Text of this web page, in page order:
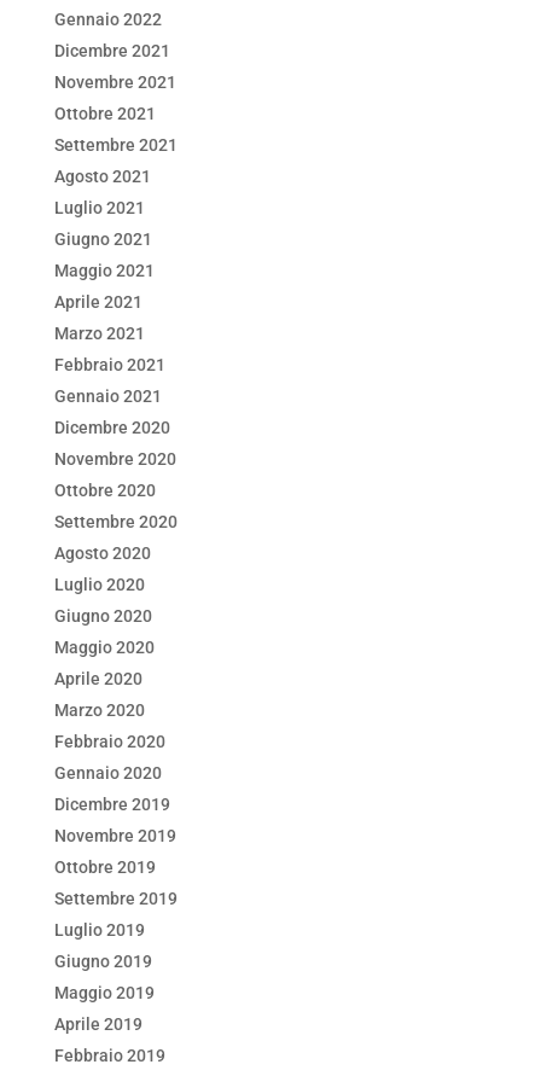
Gennaio 2022
Dicembre 2021
Novembre 2021
Ottobre 2021
Settembre 2021
Agosto 2021
Luglio 2021
Giugno 2021
Maggio 2021
Aprile 2021
Marzo 2021
Febbraio 2021
Gennaio 2021
Dicembre 2020
Novembre 2020
Ottobre 2020
Settembre 2020
Agosto 2020
Luglio 2020
Giugno 2020
Maggio 2020
Aprile 2020
Marzo 2020
Febbraio 2020
Gennaio 2020
Dicembre 2019
Novembre 2019
Ottobre 2019
Settembre 2019
Luglio 2019
Giugno 2019
Maggio 2019
Aprile 2019
Febbraio 2019